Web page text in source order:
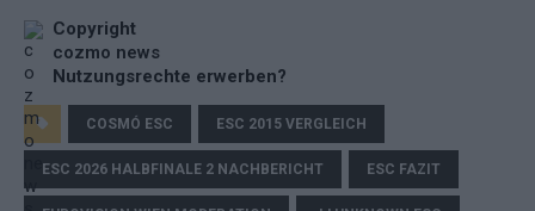
Copyright
cozmo news
Nutzungsrechte erwerben?
COSMÓ ESC ESC 2015 VERGLEICH
ESC 2026 HALBFINALE 2 NACHBERICHT ESC FAZIT